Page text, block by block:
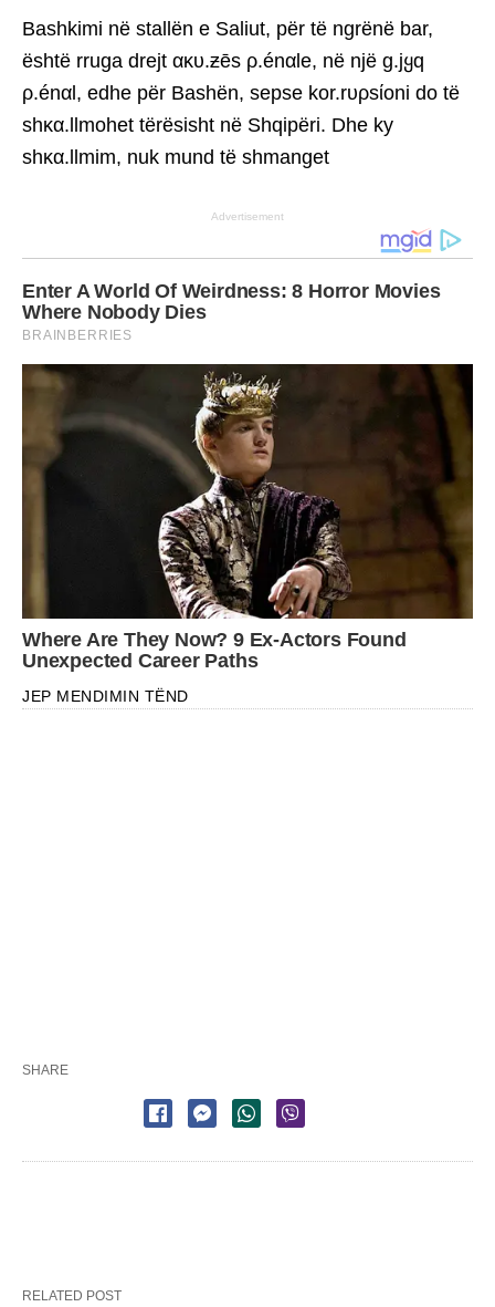
Bashkimi në stallën e Saliut, për të ngrënë bar,
është rruga drejt ακυ.ƶēs ρ.énαle, në një g.jყq
ρ.énαl, edhe për Bashën, sepse kor.rυρsίoni do të
shκα.llmohet tërësisht në Shqipëri. Dhe ky
shκα.llmim, nuk mund të shmanget
Advertisement